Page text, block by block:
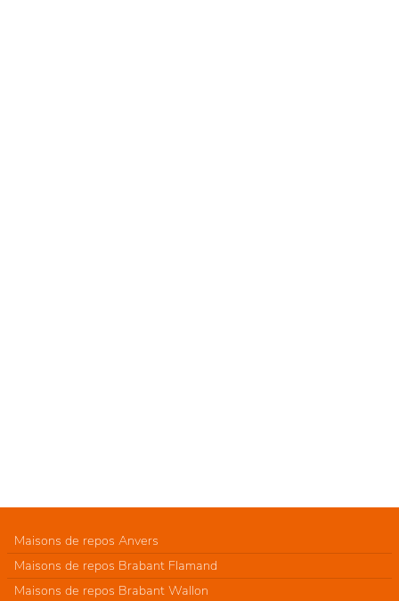
Maisons de repos Anvers
Maisons de repos Brabant Flamand
Maisons de repos Brabant Wallon